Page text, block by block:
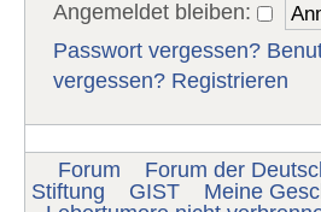
Angemeldet bleiben:
Passwort vergessen?
vergessen? Registrieren
Forum
Forum der
Stiftung
GIST
Meine